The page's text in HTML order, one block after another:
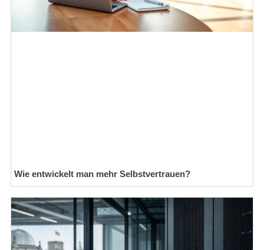
Wie entwickelt man mehr Selbstvertrauen?